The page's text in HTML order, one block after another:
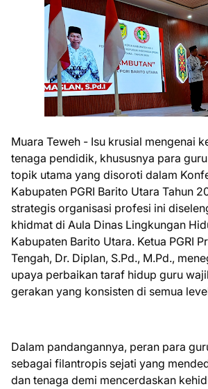
Muara Teweh - Isu krusial mengenai
tenaga pendidik, khususnya para
topik utama yang disoroti dalam
Kabupaten PGRI Barito Utara Tahun
strategis organisasi profesi ini
khidmat di Aula Dinas Lingkungan
Kabupaten Barito Utara. Ketua PGRI
Tengah, Dr. Diplan, S.Pd., M.Pd.,
upaya perbaikan taraf hidup guru
gerakan yang konsisten di semua
Dalam pandangannya, peran para
sebagai filantropis sejati yang
dan tenaga demi mencerdaskan